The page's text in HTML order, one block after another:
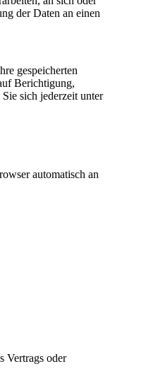
der Daten an einen
gespeicherten
Berichtigung,
sich jederzeit unter
automatisch an
Vertrags oder